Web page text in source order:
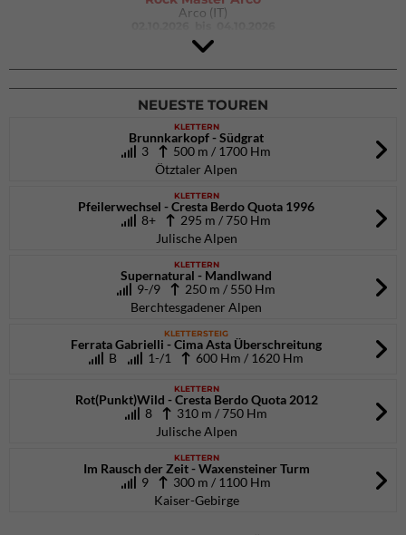
Arco (IT)
9. Eiskletter Festival Osttirol
Eisparkt Osttirol
08.01.2027bis 10.01.2027
NEUESTE TOUREN
KLETTERN
Brunnkarkopf - Südgrat
3
500 m / 1700 Hm
Ötztaler Alpen
KLETTERN
Pfeilerwechsel - Cresta Berdo Quota 1996
8+
295 m / 750 Hm
Julische Alpen
KLETTERN
Supernatural - Mandlwand
9-/9
250 m / 550 Hm
Berchtesgadener Alpen
KLETTERSTEIG
Ferrata Gabrielli - Cima Asta Überschreitung
B
1-/1 600 Hm / 1620 Hm
KLETTERN
Rot(Punkt)Wild - Cresta Berdo Quota 2012
8
310 m / 750 Hm
Julische Alpen
KLETTERN
Im Rausch der Zeit - Waxensteiner Turm
9
300 m / 1100 Hm
Kaiser-Gebirge